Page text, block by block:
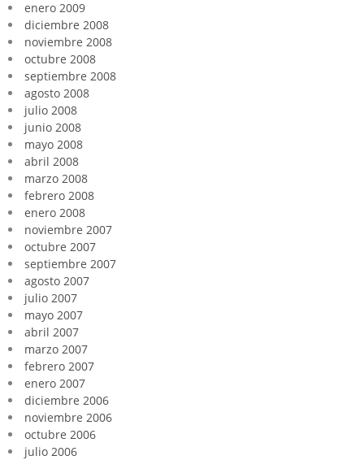
enero 2009
diciembre 2008
noviembre 2008
octubre 2008
septiembre 2008
agosto 2008
julio 2008
junio 2008
mayo 2008
abril 2008
marzo 2008
febrero 2008
enero 2008
noviembre 2007
octubre 2007
septiembre 2007
agosto 2007
julio 2007
mayo 2007
abril 2007
marzo 2007
febrero 2007
enero 2007
diciembre 2006
noviembre 2006
octubre 2006
julio 2006